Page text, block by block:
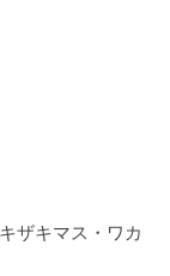
ザキマス・ワカ